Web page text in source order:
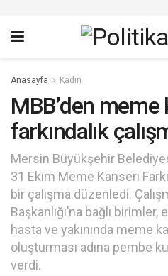
Anasayfa Kadın
MBB’den
farkındalık
Mersin Büyükşehir
31 Ekim Meme Kanseri
bir çalışma düzenledi.
Başkanlığı’na bağlı
hasta ve yakınında meme
oluşturması adına pembe
verdi.